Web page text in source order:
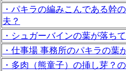
・パキラの編みこんである幹
夫？
・シュガーバインの葉が落ち
・仕事場 事務所のパキラの葉
・多肉（熊童子）の挿し芽？